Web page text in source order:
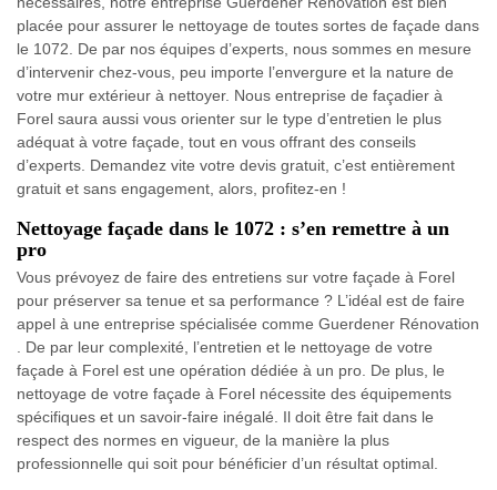
placée pour assurer le nettoyage de toutes sortes de façade dans
le 1072. De par nos équipes d’experts, nous sommes en mesure
d’intervenir chez-vous, peu importe l’envergure et la nature de
votre mur extérieur à nettoyer. Nous entreprise de façadier à
Forel saura aussi vous orienter sur le type d’entretien le plus
adéquat à votre façade, tout en vous offrant des conseils
d’experts. Demandez vite votre devis gratuit, c’est entièrement
gratuit et sans engagement, alors, profitez-en !
Nettoyage façade dans le 1072 : s’en remettre à un
pro
Vous prévoyez de faire des entretiens sur votre façade à Forel
pour préserver sa tenue et sa performance ? L’idéal est de faire
appel à une entreprise spécialisée comme Guerdener Rénovation
. De par leur complexité, l’entretien et le nettoyage de votre
façade à Forel est une opération dédiée à un pro. De plus, le
nettoyage de votre façade à Forel nécessite des équipements
spécifiques et un savoir-faire inégalé. Il doit être fait dans le
respect des normes en vigueur, de la manière la plus
professionnelle qui soit pour bénéficier d’un résultat optimal.